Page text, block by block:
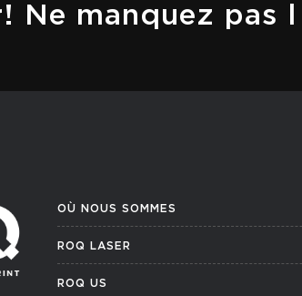
Ne manquez pas l
OÙ NOUS SOMMES
ROQ LASER
ROQ US